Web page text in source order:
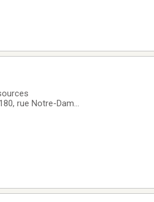
rue Notre-Dame